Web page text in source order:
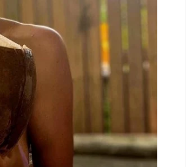
Karyna Shuliak Pode Herdar Até
US$ 100 Milhões Da Fortuna De